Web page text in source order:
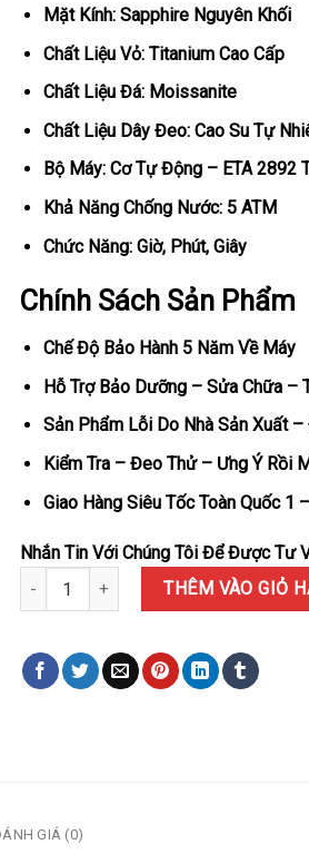
Mặt Kính: Sapphire Nguyên Khối
Chất Liệu Vỏ: Titanium Cao Cấp
Chất Liệu Đá: Moissanite
Chất Liệu Dây Đeo: Cao Su Tự
Bộ Máy: Cơ Tự Động – ETA 2892
Khả Năng Chống Nước: 5 ATM
Chức Năng: Giờ, Phút, Giây
Chính Sách Sản Phẩm
Chế Độ Bảo Hành 5 Năm Về Máy
Hỗ Trợ Bảo Dưỡng – Sửa Chữa –
Sản Phẩm Lỗi Do Nhà Sản Xuất
Kiểm Tra – Đeo Thử – Ưng Ý Rồi
Giao Hàng Siêu Tốc Toàn Quốc 1
Nhắn Tin Với Chúng Tôi Để Được Tư
Đồng Hồ Hublot Classic Fusion
THÊM VÀO GIỎ
GIÁ (0)